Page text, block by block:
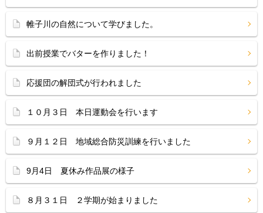
帷子川の自然について学びました。
出前授業でバターを作りました！
応援団の解団式が行われました
１０月３日 本日運動会を行います
９月１２日 地域総合防災訓練を行いました
9月4日 夏休み作品展の様子
８月３１日 ２学期が始まりました